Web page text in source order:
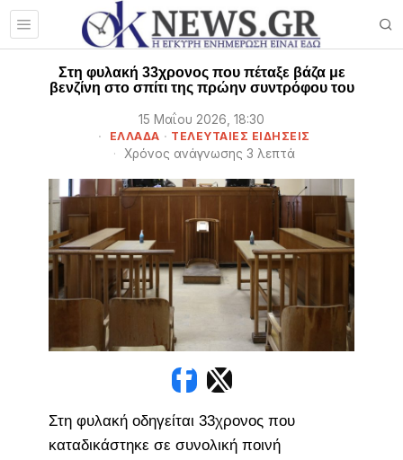
Στη φυλακή 33χρονος που πέταξε βάζα με
βενζίνη στο σπίτι της πρώην συντρόφου του
15 Μαΐου 2026, 18:30
ΕΛΛΑΔΑ · ΤΕΛΕΥΤΑΙΕΣ ΕΙΔΗΣΕΙΣ
Χρόνος ανάγνωσης 3 λεπτά
Στη φυλακή οδηγείται 33χρονος που
καταδικάστηκε σε συνολική ποινή